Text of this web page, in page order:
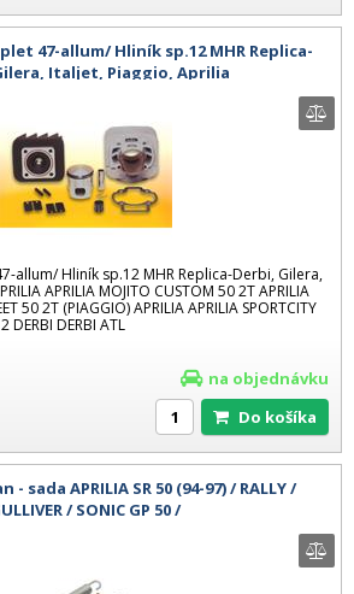
47-allum/ Hliník sp.12 MHR Replica-
Italjet, Piaggio, Aprilia
allum/ Hliník sp.12 MHR Replica-Derbi, Gilera,
APRILIA MOJITO CUSTOM 50 2T APRILIA
50 2T (PIAGGIO) APRILIA APRILIA SPORTCITY
DERBI DERBI ATL
na objednávku
Do košíka
sada APRILIA SR 50 (94-97) / RALLY /
/ SONIC GP 50 /